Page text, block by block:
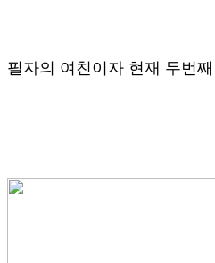
필자의 여친이자 현재 두번